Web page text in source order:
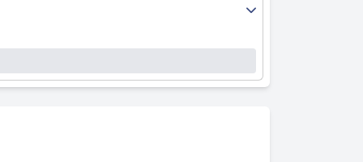
säältä. Ilmainen pysäköinti ja suksikaapit
heikomman laadun vuoksi. Huolimatta
henkilökunnastaan ja kattavista